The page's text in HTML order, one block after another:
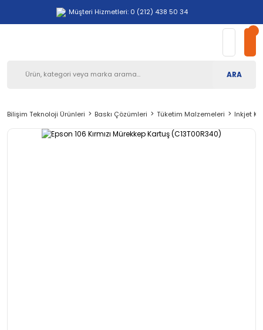
Müşteri Hizmetleri: 0 (212) 438 50 34
ARA
Bilişim Teknoloji Ürünleri Baskı Çözümleri Tüketim Malzemeleri Inkjet